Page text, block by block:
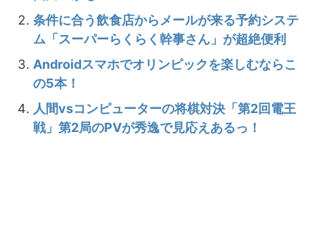
条件に合う飲食店からメールが来る予約システ
ム「スーパーらくらく幹事さん」が超絶便利
Androidスマホでオリンピックを楽しむならこ
の5本！
人間vsコンピューターの将棋対決「第2回電王
戦」第2局のPVが秀逸で見応えあるっ！